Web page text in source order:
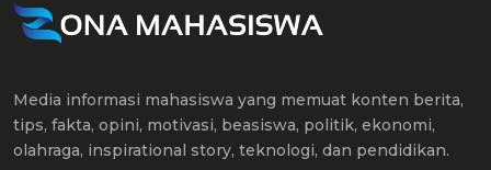
Media informasi mahasiswa yang memuat konten berita,
tips, fakta, opini, motivasi, beasiswa, politik, ekonomi,
olahraga, inspirational story, teknologi, dan pendidikan.